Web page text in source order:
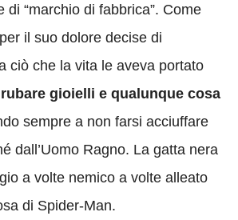
di “marchio di fabbrica”. Come
il suo dolore decise di
ciò che la vita le aveva portato
gioielli e qualunque cosa
sempre a non farsi acciuffare
dall’Uomo Ragno. La gatta nera
a volte nemico a volte alleato
di Spider-Man.